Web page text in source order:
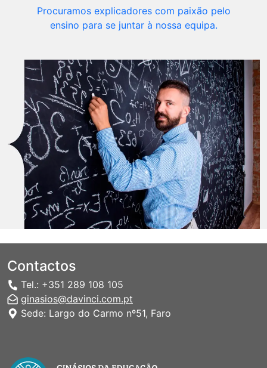
Procuramos explicadores com paixão pelo
ensino para se juntar à nossa equipa.
Contactos
Tel.: +351 289 108 105
ginasios@davinci.com.pt
Sede: Largo do Carmo nº51, Faro